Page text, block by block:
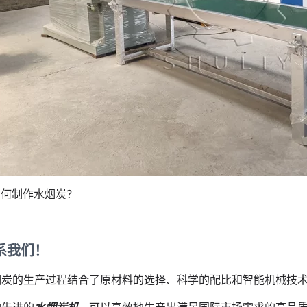
制作水烟炭？
们！
的生产过程结合了原材料的选择、科学的配比和智能机械技